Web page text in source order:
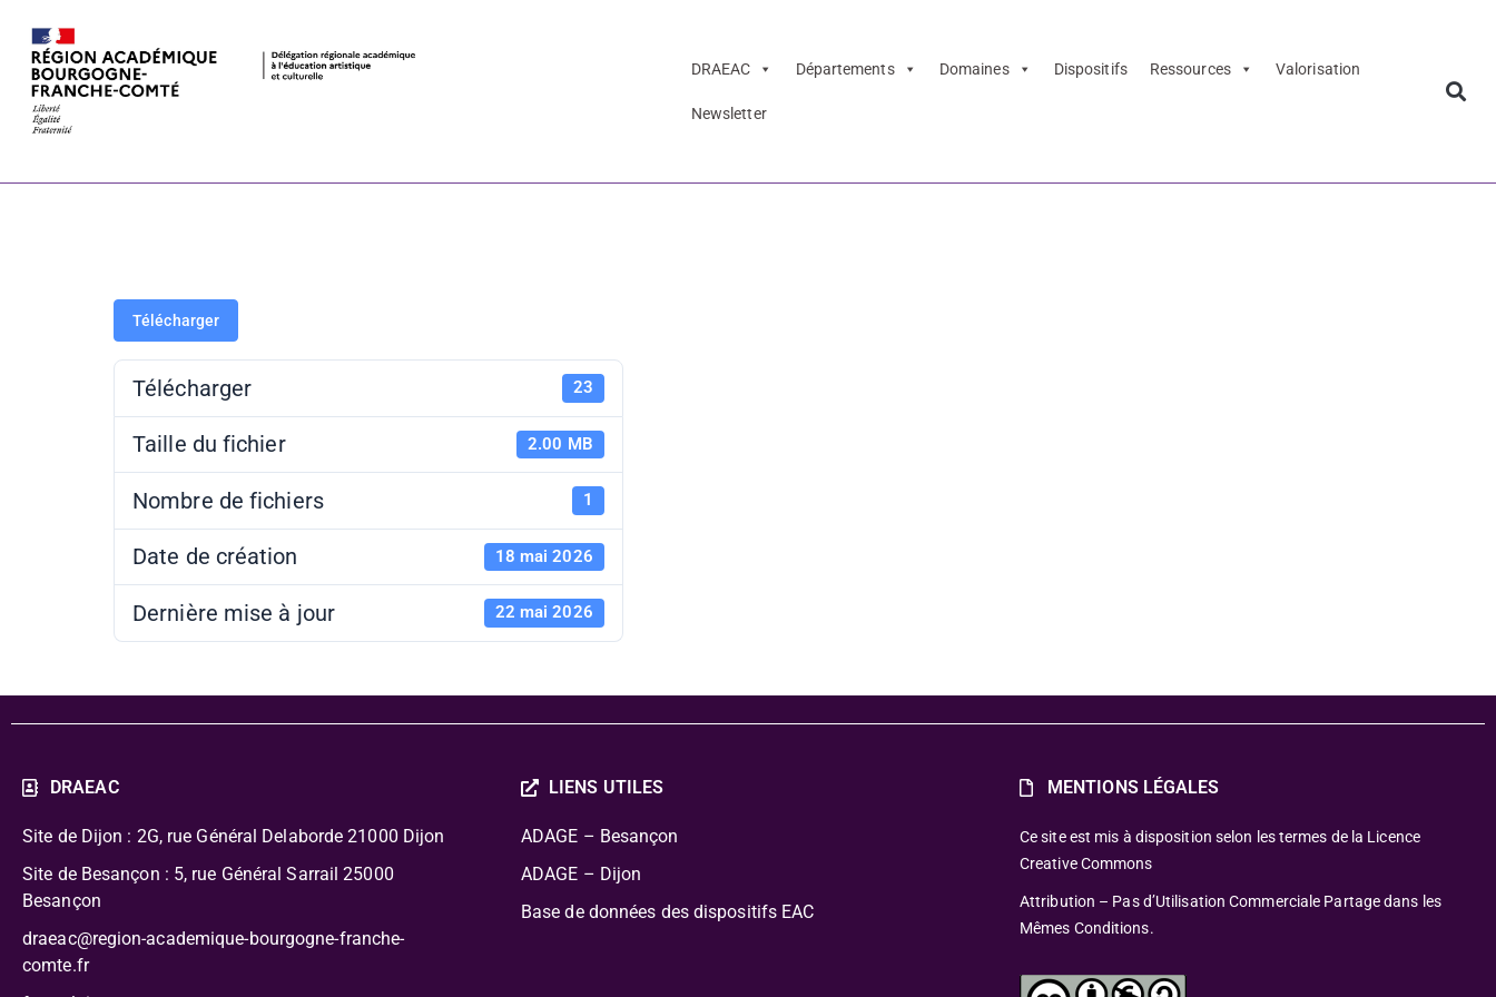
DRAEAC Départements Domaines Dispositifs Ressources Valorisation
Newsletter
La classe, l’œuvre ! 2025-2026 –
Télécharger
Télécharger 23
Taille du fichier 2.00 MB
Nombre de fichiers 1
Date de création 18 mai 2026
Dernière mise à jour 22 mai 2026
DRAEAC
Site de Dijon : 2G, rue Général Delaborde 21000 Dijon
Site de Besançon : 5, rue Général Sarrail 25000
Besançon
draeac@region-academique-bourgogne-franche-
comte.fr
LIENS UTILES
ADAGE – Besançon
ADAGE – Dijon
Base de données des dispositifs EAC
MENTIONS LÉGALES
Ce site est mis à disposition selon les termes de la Licence
Creative Commons
Attribution – Pas d’Utilisation Commerciale Partage dans les
Mêmes Conditions.